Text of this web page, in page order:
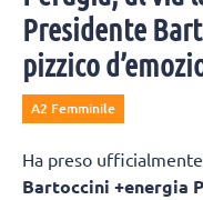
Presidente
pizzico
A2 Femminile
Ha preso
Bartoccini +energia